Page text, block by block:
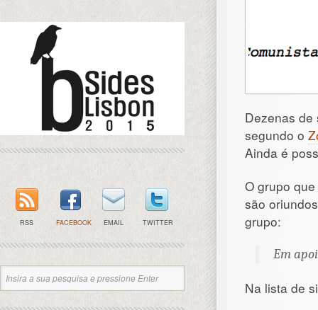
Dezenas de
segundo o
Ainda é
O grupo
são
grupo:
Em
Na lista de
RSS FACEBOOK EMAIL TWITTER